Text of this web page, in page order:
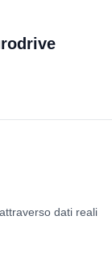
dati reali